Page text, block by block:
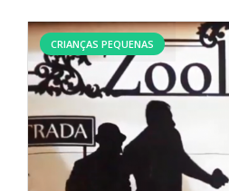
CRIANÇAS PEQUENAS